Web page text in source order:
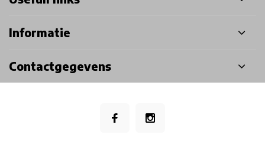
Informatie
Contactgegevens